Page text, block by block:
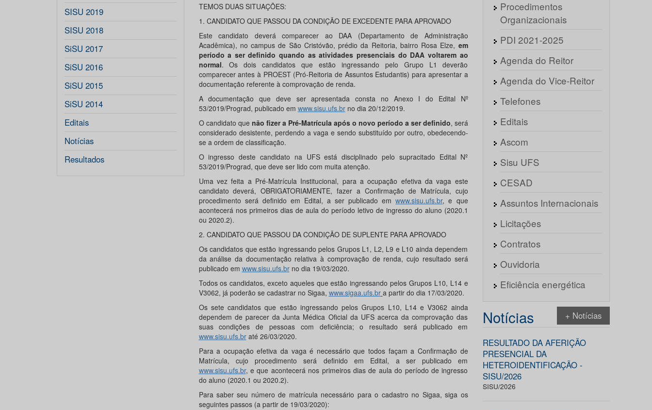
SISU 2019
SISU 2018
SiSU 2017
SiSU 2016
SiSU 2015
SiSU 2014
Editais
Notícias
Resultados
TEMOS DUAS SITUAÇÕES:
1. CANDIDATO QUE PASSOU DA CONDIÇÃO DE EXCEDENTE PARA APROVADO
Este candidato deverá comparecer ao DAA (Departamento de Administração
Acadêmica), no campus de São Cristóvão, prédio da Reitoria, bairro Rosa Elze, em
período a ser definido quando as atividades presenciais do DAA voltarem ao
normal. Os dois candidatos que estão ingressando pelo Grupo L1 deverão
comparecer antes à PROEST (Pró-Reitoria de Assuntos Estudantis) para apresentar a
documentação referente à comprovação de renda.
A documentação que deve ser apresentada consta no Anexo I do Edital Nº
53/2019/Prograd, publicado em www.sisu.ufs.brno dia 20/12/2019.
O candidato que não fizer a Pré-Matrícula após o novo período a ser definido, será
considerado desistente, perdendo a vaga e sendo substituído por outro, obedecendo-
se a ordem de classificação.
O ingresso deste candidato na UFS está disciplinado pelo supracitado Edital Nº
53/2019/Prograd, que deve ser lido com muita atenção.
Uma vez feita a Pré-Matrícula Institucional, para a ocupação efetiva da vaga este
candidato deverá, OBRIGATORIAMENTE, fazer a Confirmação de Matrícula, cujo
procedimento será definido em Edital, a ser publicado emwww.sisu.ufs.br, e que
acontecerá nos primeiros dias de aula do período letivo de ingresso do aluno (2020.1
ou 2020.2).
2. CANDIDATO QUE PASSOU DA CONDIÇÃO DE SUPLENTE PARA APROVADO
Os candidatos que estão ingressando pelos Grupos L1, L2, L9 e L10 ainda dependem
da análise da documentação relativa à comprovação de renda, cujo resultado será
publicado em www.sisu.ufs.brno dia 19/03/2020.
Todos os candidatos, exceto aqueles que estão ingressando pelos Grupos L10, L14 e
V3062, já poderão se cadastrar no Sigaa, www.sigaa.ufs.br a partir do dia 17/03/2020.
Os sete candidatos que estão ingressando pelos Grupos L10, L14 e V3062 ainda
dependem de parecer da Junta Médica Oficial da UFS acerca da comprovação das
suas condições de pessoas com deficiência; o resultado será publicado em
www.sisu.ufs.braté 26/03/2020.
Para a ocupação efetiva da vaga é necessário que todos façam a Confirmação de
Matrícula, cujo procedimento será definido em Edital, a ser publicado em
www.sisu.ufs.br, e que acontecerá nos primeiros dias de aula do período de ingresso
do aluno (2020.1 ou 2020.2).
Para saber seu número de matrícula necessário para o cadastro no Sigaa, siga os
seguintes passos (a partir de 19/03/2020):
Procedimentos
Organizacionais
PDI 2021-2025
Agenda do Reitor
Agenda do Vice-Reitor
Telefones
Editais
Ascom
Sisu UFS
CESAD
Assuntos Internacionais
Licitações
Contratos
Ouvidoria
Eficiência energética
Notícias + Notícias
RESULTADO DA AFERIÇÃO
PRESENCIAL DA
HETEROIDENTIFICAÇÃO -
SISU/2026
SISU/2026